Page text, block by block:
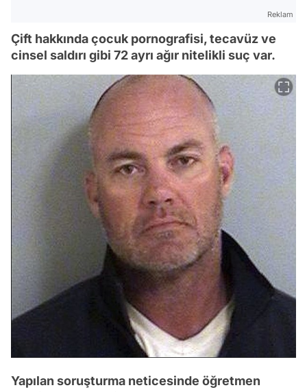
Reklam
Çift hakkında çocuk pornografisi, tecavüz ve
cinsel saldırı gibi 72 ayrı ağır nitelikli suç var.
Yapılan soruşturma neticesinde öğretmen